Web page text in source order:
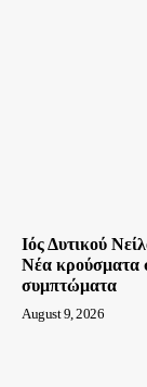
Ιός Δυτικού
Νέα κρούσματα
συμπτώματα
August 9, 2026